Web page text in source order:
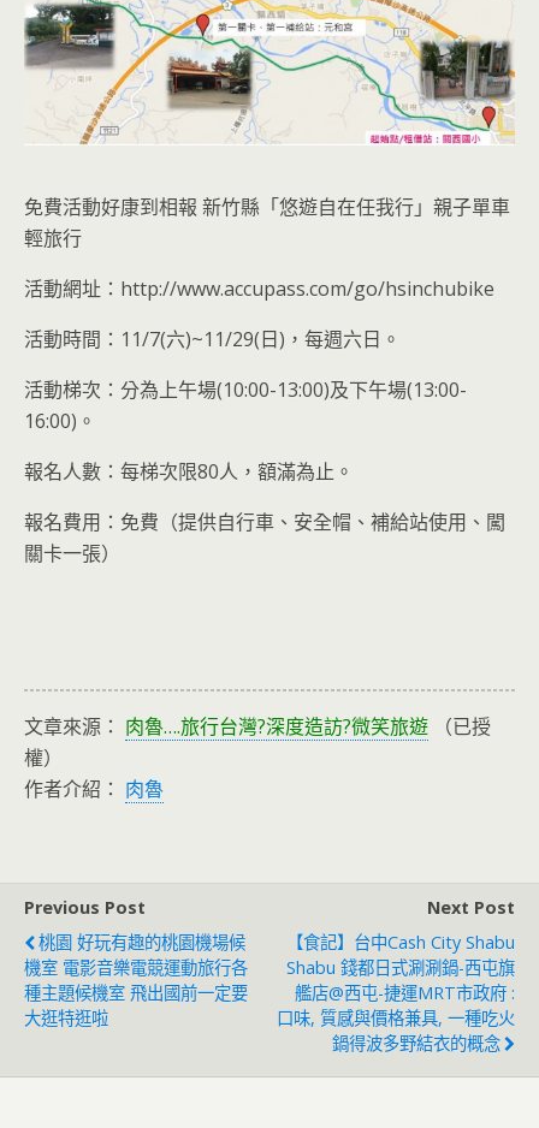
免費活動好康到相報 新竹縣「悠遊自在任我行」親子單車
輕旅行
活動網址：http://www.accupass.com/go/hsinchubike
活動時間：11/7(六)~11/29(日)，每週六日。
活動梯次：分為上午場(10:00-13:00)及下午場(13:00-
16:00)。
報名人數：每梯次限80人，額滿為止。
報名費用：免費（提供自行車、安全帽、補給站使用、闖
關卡一張）
文章來源： 肉魯….旅行台灣?深度造訪?微笑旅遊 （已授
權）
作者介紹： 肉魯
Previous Post
桃園 好玩有趣的桃園機場候
機室 電影音樂電競運動旅行各
種主題候機室 飛出國前一定要
大逛特逛啦
Next Post
【食記】台中Cash City Shabu
Shabu 錢都日式涮涮鍋-西屯旗
艦店@西屯-捷運MRT市政府 :
口味, 質感與價格兼具, 一種吃火
鍋得波多野結衣的概念